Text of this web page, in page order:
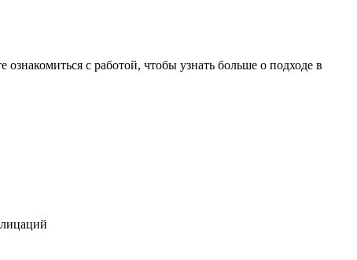
с работой, чтобы узнать больше о подходе в